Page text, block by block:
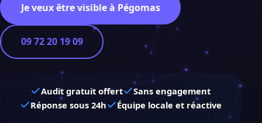
Je veux être visible à Pégomas
09 72 20 19 09
Audit gratuit offert
Sans engagement
Réponse sous 24h
Équipe locale et réactive